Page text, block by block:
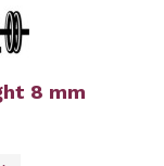
8 mm